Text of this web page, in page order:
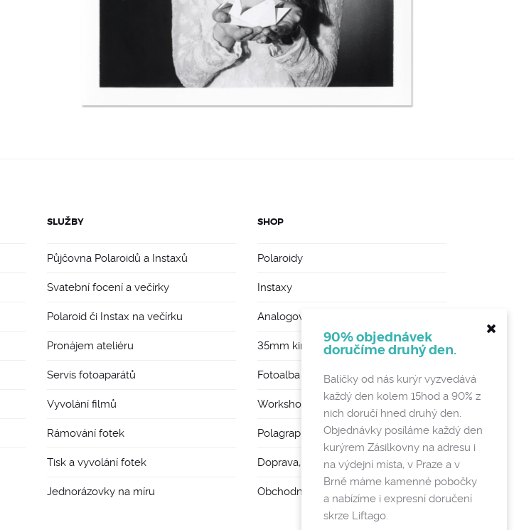
SLUŽBY
Půjčovna Polaroidů a Instaxů
Svatební focení a večírky
Polaroid či Instax na večírku
Pronájem ateliéru
Servis fotoaparátů
Vyvolání filmů
Rámování fotek
Tisk a vyvolání fotek
Jednorázovky na míru
SHOP
Polaroidy
Instaxy
Analogové foťáky
35mm kinofilmy
Fotoalba a rámy
Workshopy
Polagraph Mates
Doprava, poštovné a vratky
Obchodní podmínky a GDPR
90% objednávek
doručíme druhý den.
Balíčky od nás kurýr vyzvedává
každý den kolem 15hod a 90% z
nich doručí hned druhý den.
Objednávky posíláme každý den
kurýrem Zásilkovny na adresu i
na výdejní místa, v Praze a v
Brně máme kamenné pobočky
a nabízíme i expresní doručení
skrze Liftago.